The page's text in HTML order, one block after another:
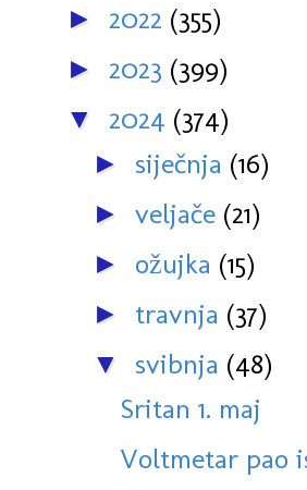
► 2022 (355)
► 2023 (399)
▼ 2024 (374)
► siječnja (16)
► veljače (21)
► ožujka (15)
► travnja (37)
▼ svibnja (48)
Sritan 1. maj
Voltmetar pao